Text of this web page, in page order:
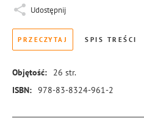
Udostępnij
PRZECZYTAJ SPIS TREŚCI
Objętość: 26 str.
ISBN: 978-83-8324-961-2